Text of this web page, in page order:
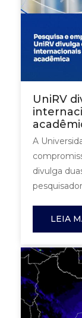
UniRV
A
divulga
LEIA